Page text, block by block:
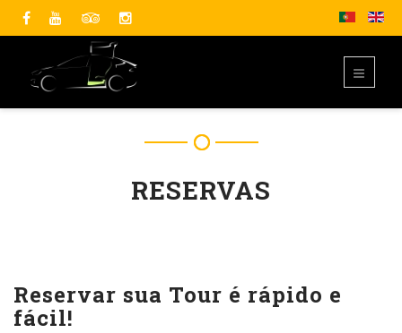
RESERVAS
Reservar sua Tour é rápido e
fácil!